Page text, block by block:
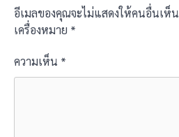
อีเมลของคุณจะไม่แสดงให้คนอื่นเห็น
เครื่องหมาย *
ความเห็น *